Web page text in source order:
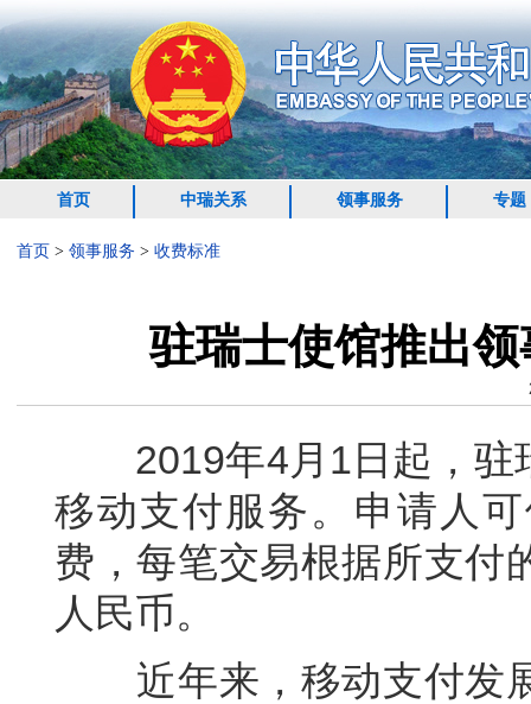
首页 中瑞关系 领事服务 专题
首页 > 领事服务 > 收费标准
驻瑞士使馆推出
2019年4月1日起，驻
移动支付服务。申请人
费，每笔交易根据所支付
人民币。
近年来，移动支付发展